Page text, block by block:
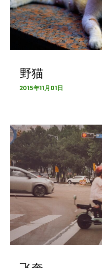
野猫
2015年11月01日